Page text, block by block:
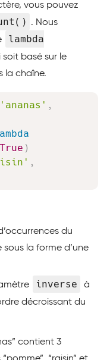
vous pouvez
. Nous
lambda
basé sur le
la chaîne.
'ananas' ,
True )
,
du
la forme d’une
inverse à
décroissant du
contient 3